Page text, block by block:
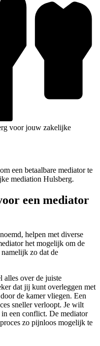
voor jouw zakelijke
een betaalbare mediator te
mediation Hulsberg.
een mediator
helpen met diverse
het mogelijk om de
namelijk zo dat de
alles over de juiste
dat jij kunt overleggen met
de kamer vliegen. Een
sneller verloopt. Je wilt
een conflict. De mediator
zo pijnloos mogelijk te